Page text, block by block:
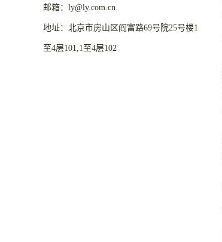
邮箱：ly@ly.com.cn
地址：北京市房山区阎富路69号院25号楼1
至4层101,1至4层102